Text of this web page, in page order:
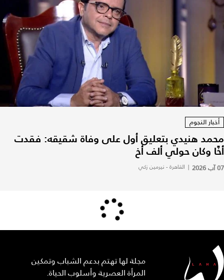
أخبار النجوم
محمد هنيدي بتعليق أول على وفاة شقيقه: فقدت
أخًا وكان حولي ألف أخ
07 آب 2026 | القاهرة - نيرمين زكي
مجلة لها تهتم بدعم الشباب وتمكين
المرأة العصرية وأسلوب الحياة.